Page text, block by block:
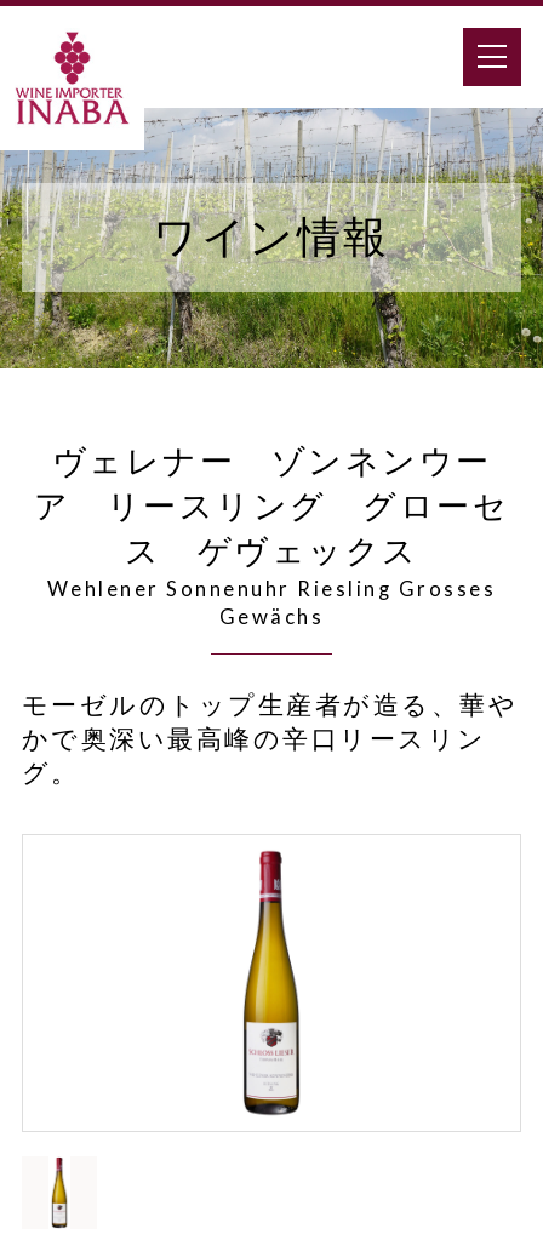
ワイン情報
ヴェレナー ゾンネンウー
ア リースリング グローセ
ス ゲヴェックス
Wehlener Sonnenuhr Riesling Grosses
Gewächs
モーゼルのトップ生産者が造る、華や
かで奥深い最高峰の辛口リースリン
グ。